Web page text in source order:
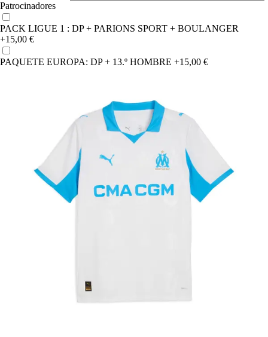
Patrocinadores
PACK LIGUE 1 : DP + PARIONS SPORT + BOULANGER
+15,00 €
PAQUETE EUROPA: DP + 13.º HOMBRE +15,00 €